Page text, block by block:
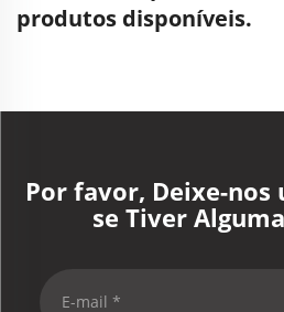
produtos disponíveis.
Por favor, Deixe-nos
se Tiver